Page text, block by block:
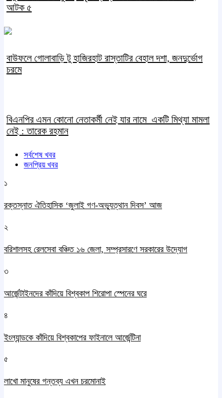
আটক ৫
বাউফলে গোলাবাড়ি টু হাজিরহাট রাস্তাটির বেহাল দশা, জনদুর্ভোগ
চরমে
বিএনপির এমন কোনো নেতাকর্মী নেই যার নামে একটি মিথ্যা মামলা
নেই : তারেক রহমান
সর্বশেষ খবর
জনপ্রিয় খবর
১
রক্তস্নাত ঐতিহাসিক ‌‘জুলাই গণ-অভ্যুত্থান দিবস’ আজ
২
বরিশালসহ রেলসেবা বঞ্চিত ১৬ জেলা, সম্প্রসারণে সরকারের উদ্যোগ
৩
আর্জেন্টাইনদের কাঁদিয়ে বিশ্বকাপ শিরোপা স্পেনের ঘরে
৪
ইংল্যান্ডকে কাঁদিয়ে বিশ্বকাপের ফাইনালে আর্জেন্টিনা
৫
লাখো মানুষের গন্তব্য এখন চরমোনাই